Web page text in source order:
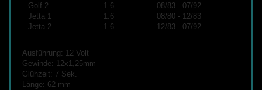
Golf 2
Jetta 1
Jetta 2
1.6
1.6
1.6
08/83 - 07/92
08/80 - 12/83
12/83 - 07/92
Ausführung: 12 Volt
Gewinde: 12x1,25mm
Glühzeit: 7 Sek.
Länge: 62 mm